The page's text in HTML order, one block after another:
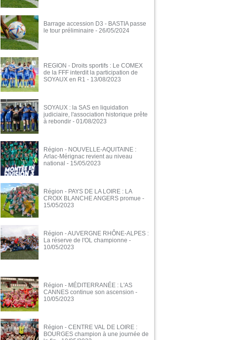
Barrage accession D3 - BASTIA passe
le tour préliminaire - 26/05/2024
REGION - Droits sportifs : Le COMEX
de la FFF interdit la participation de
SOYAUX en R1 - 13/08/2023
SOYAUX : la SAS en liquidation
judiciaire, l'association historique prête
à rebondir - 01/08/2023
Région - NOUVELLE-AQUITAINE :
Arlac-Mérignac revient au niveau
national - 15/05/2023
Région - PAYS DE LA LOIRE : LA
CROIX BLANCHE ANGERS promue -
15/05/2023
Région - AUVERGNE RHÔNE-ALPES :
La réserve de l'OL championne -
10/05/2023
Région - MÉDITERRANÉE : L'AS
CANNES continue son ascension -
10/05/2023
Région - CENTRE VAL DE LOIRE :
BOURGES champion à une journée de